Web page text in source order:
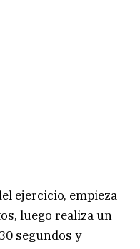
ejercicio, empieza
luego realiza un
segundos y